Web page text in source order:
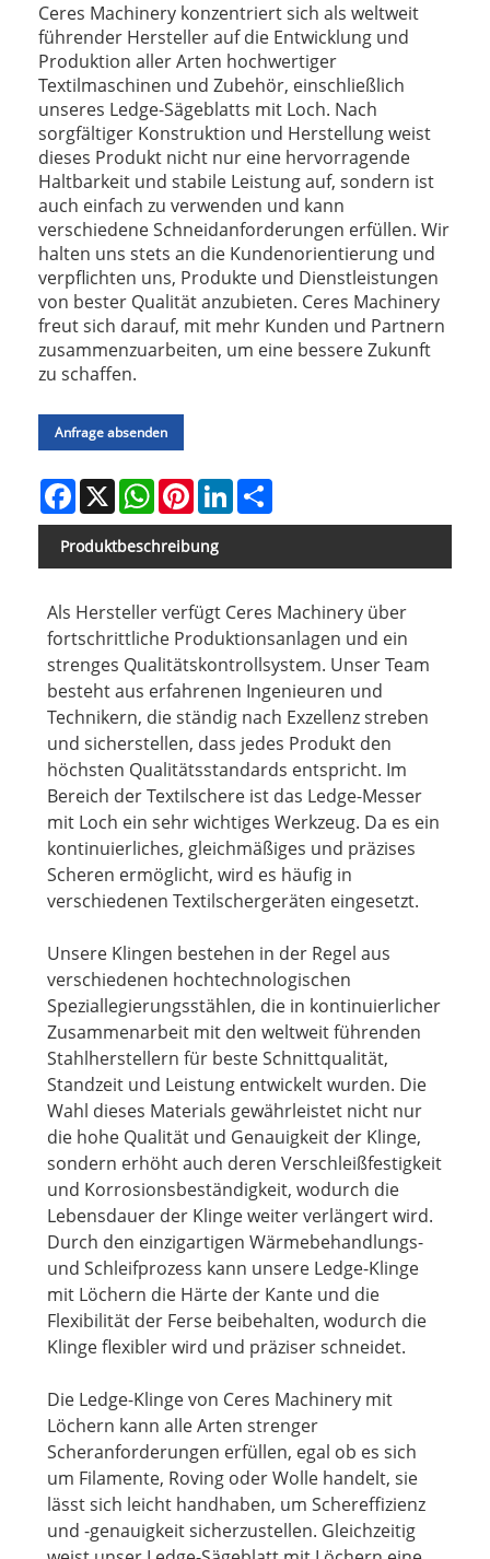
Ceres Machinery konzentriert sich als weltweit
führender Hersteller auf die Entwicklung und
Produktion aller Arten hochwertiger
Textilmaschinen und Zubehör, einschließlich
unseres Ledge-Sägeblatts mit Loch. Nach
sorgfältiger Konstruktion und Herstellung weist
dieses Produkt nicht nur eine hervorragende
Haltbarkeit und stabile Leistung auf, sondern ist
auch einfach zu verwenden und kann
verschiedene Schneidanforderungen erfüllen. Wir
halten uns stets an die Kundenorientierung und
verpflichten uns, Produkte und Dienstleistungen
von bester Qualität anzubieten. Ceres Machinery
freut sich darauf, mit mehr Kunden und Partnern
zusammenzuarbeiten, um eine bessere Zukunft
zu schaffen.
Anfrage absenden
Facebook
X WhatsAppPinterestLinkedIn
Produktbeschreibung
Als Hersteller verfügt Ceres Machinery über
fortschrittliche Produktionsanlagen und ein
strenges Qualitätskontrollsystem. Unser Team
besteht aus erfahrenen Ingenieuren und
Technikern, die ständig nach Exzellenz streben
und sicherstellen, dass jedes Produkt den
höchsten Qualitätsstandards entspricht. Im
Bereich der Textilschere ist das Ledge-Messer
mit Loch ein sehr wichtiges Werkzeug. Da es ein
kontinuierliches, gleichmäßiges und präzises
Scheren ermöglicht, wird es häufig in
verschiedenen Textilschergeräten eingesetzt.
Unsere Klingen bestehen in der Regel aus
verschiedenen hochtechnologischen
Speziallegierungsstählen, die in kontinuierlicher
Zusammenarbeit mit den weltweit führenden
Stahlherstellern für beste Schnittqualität,
Standzeit und Leistung entwickelt wurden. Die
Wahl dieses Materials gewährleistet nicht nur
die hohe Qualität und Genauigkeit der Klinge,
sondern erhöht auch deren Verschleißfestigkeit
und Korrosionsbeständigkeit, wodurch die
Lebensdauer der Klinge weiter verlängert wird.
Durch den einzigartigen Wärmebehandlungs-
und Schleifprozess kann unsere Ledge-Klinge
mit Löchern die Härte der Kante und die
Flexibilität der Ferse beibehalten, wodurch die
Klinge flexibler wird und präziser schneidet.
Die Ledge-Klinge von Ceres Machinery mit
Löchern kann alle Arten strenger
Scheranforderungen erfüllen, egal ob es sich
um Filamente, Roving oder Wolle handelt, sie
lässt sich leicht handhaben, um Schereffizienz
und -genauigkeit sicherzustellen. Gleichzeitig